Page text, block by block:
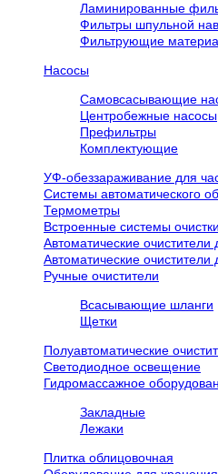
Ламинированные
Фильтры шпульной
Фильтрующие
Насосы
Самовсасывающие
Центробежные насосы
Префильтры
Комплектующие
УФ-обеззараживание для
Системы автоматического
Термометры
Встроенные системы
Автоматические
Автоматические
Ручные очистители
Всасывающие шланги
Щетки
Полуавтоматические
Светодиодное освещение
Гидромассажное
Закладные
Лежаки
Плитка облицовочная